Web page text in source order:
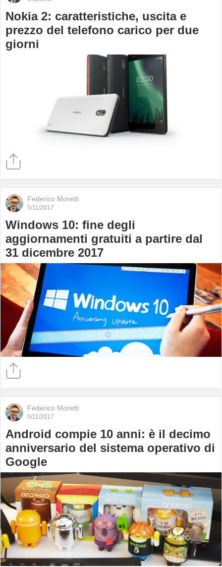
Nokia 2: caratteristiche, uscita e
prezzo del telefono carico per due
giorni
Federico Moretti
5/11/2017
Windows 10: fine degli
aggiornamenti gratuiti a partire dal
31 dicembre 2017
Federico Moretti
5/11/2017
Android compie 10 anni: è il decimo
anniversario del sistema operativo di
Google